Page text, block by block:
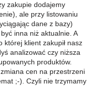
zakupie dodajemy
ale przy listowaniu
dane z bazy)
inna niż aktualnie. A
klient zakupił nasz
analizować czy niższa
produktów.
cen na przestrzeni
;-). Czyli nie trzymamy